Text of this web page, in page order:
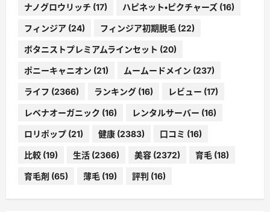
ナノグロウリッチ (17) ハピネット・ピクチャーズ (16)
フィンジア (24) フィンジア初期脱毛 (22)
ボタニストプレミアムラインセット (20)
ポニーキャニオン (21) ムームードメイン (237)
ライフ (2366) ランキング (16) レビュー (17)
レベナオーガニック (16) レンタルサーバー (16)
ロリポップ (21) 健康 (2383) 口コミ (16)
比較 (19) 生活 (2366) 美容 (2372) 育毛 (18)
育毛剤 (65) 薄毛 (19) 評判 (16)